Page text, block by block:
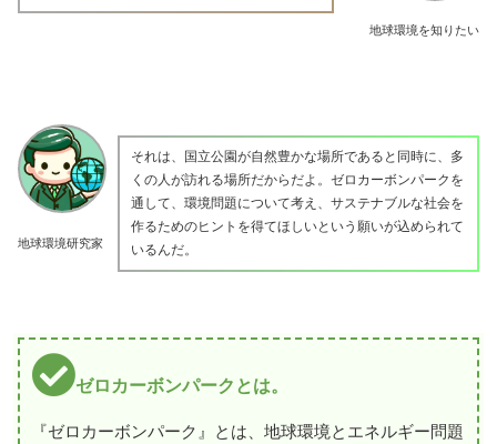
地球環境を知りたい
地球環境研究家
それは、国立公園が自然豊かな場所であると同時に、多
くの人が訪れる場所だからだよ。ゼロカーボンパークを
通して、環境問題について考え、サステナブルな社会を
作るためのヒントを得てほしいという願いが込められて
いるんだ。
ゼロカーボンパークとは。
『ゼロカーボンパーク』とは、地球環境とエネルギー問題